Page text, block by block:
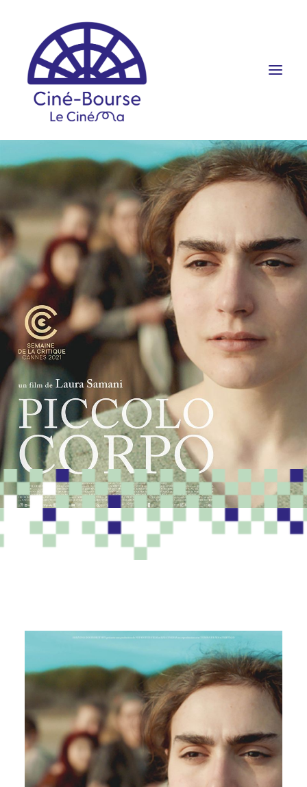
FILMS ET HORAIRES
ÉVÉNEMENTS
SCOLAIRES
PRATIQUE
RÉSERVATION
PROGRAMME